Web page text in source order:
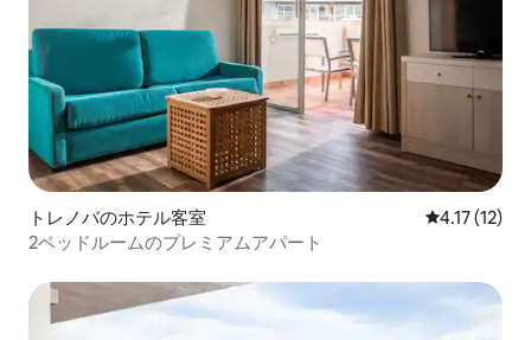
トレノバのホテル客室 レビュー12
4.17 (12)
2ベッドルームのプレミアムアパート